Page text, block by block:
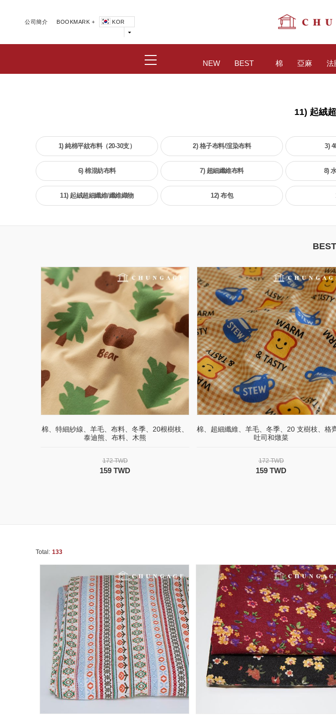
公司簡介 BOOKMARK + KOR
NEW BEST 棉 亞麻 法
11) 起絨
1) 純棉平紋布料（20-30支） 2) 格子布料/渲染布料 3)
6) 棉混紡布料 7) 超細纖維布料 8)
11) 起絨超細纖維/纖維織物 12) 布包
棉、特細紗線、羊毛、布料、冬季、20根樹枝、
泰迪熊、布料、木熊
172 TWD
159 TWD
棉、超細纖維、羊毛、冬季、20 支樹枝、格齊
吐司和燉菜
172 TWD
159 TWD
Total: 133